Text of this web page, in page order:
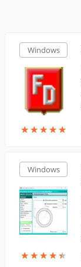
Windows
★★★★★
★★★★★
Windows
★★★★★
★★★★★